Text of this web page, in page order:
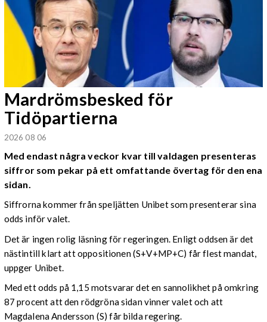
Mardrömsbesked för
Tidöpartierna
2026 08 06
Med endast några veckor kvar till valdagen presenteras
siffror som pekar på ett omfattande övertag för den ena
sidan.
Siffrorna kommer från speljätten Unibet som presenterar sina
odds inför valet.
Det är ingen rolig läsning för regeringen. Enligt oddsen är det
nästintill klart att oppositionen (S+V+MP+C) får flest mandat,
uppger Unibet.
Med ett odds på 1,15 motsvarar det en sannolikhet på omkring
87 procent att den rödgröna sidan vinner valet och att
Magdalena Andersson (S) får bilda regering.